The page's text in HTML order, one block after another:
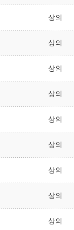
상의
상의
상의
상의
상의
상의
상의
상의
상의